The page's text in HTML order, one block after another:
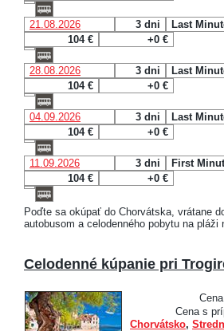
21.08.2026 3 dni
Last
104 €
+0 €
28.08.2026 3 dni
Last
104 €
+0 €
04.09.2026 3 dni
Last
104 €
+0 €
11.09.2026 3 dni
First
104 €
+0 €
Poďte sa okúpať do Chorvátska, vrátane
autobusom a celodenného pobytu na pláži
Celodenné kúpanie pri
Cena s
Chorvátsko,